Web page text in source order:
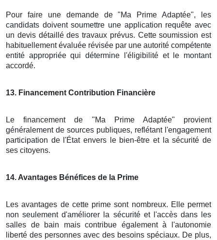
Pour faire une demande de "Ma Prime Adaptée", les
candidats doivent soumettre une application requête avec
un devis détaillé des travaux prévus. Cette soumission est
habituellement évaluée révisée par une autorité compétente
entité appropriée qui détermine l'éligibilité et le montant
accordé.
13. Financement Contribution Financière
Le financement de "Ma Prime Adaptée" provient
généralement de sources publiques, reflétant l'engagement
participation de l'État envers le bien-être et la sécurité de
ses citoyens.
14. Avantages Bénéfices de la Prime
Les avantages de cette prime sont nombreux. Elle permet
non seulement d'améliorer la sécurité et l'accès dans les
salles de bain mais contribue également à l'autonomie
liberté des personnes avec des besoins spéciaux. De plus,